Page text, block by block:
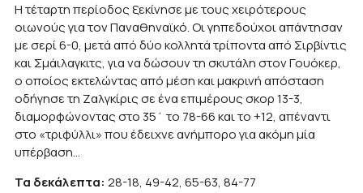
Η τέταρτη περίοδος ξεκίνησε με τους χειρότερους
οιωνούς για τον Παναθηναϊκό. Οι γηπεδούχοι απάντησαν
με σερί 6-0, μετά από δύο κολλητά τρίποντα από Σιρβίντις
και Σμάιλαγκιτς, για να δώσουν τη σκυτάλη στον Γουόκερ,
ο οποίος εκτελώντας από μέση και μακρινή απόσταση
οδήγησε τη Ζαλγκίρις σε ένα επιμέρους σκορ 13-3,
διαμορφώνοντας στο 35΄ το 78-66 και το +12, απέναντι
στο «τριφύλλι» που έδειχνε ανήμπορο για ακόμη μία
υπέρβαση…
Τα δεκάλεπτα: 28-18, 49-42, 65-63, 84-77